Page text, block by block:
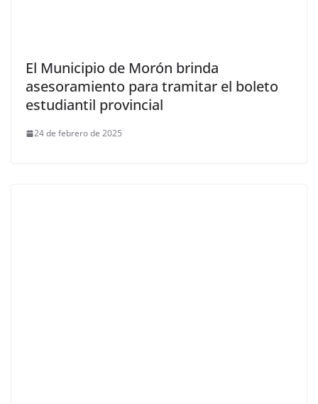
El Municipio de Morón brinda
asesoramiento para tramitar el boleto
estudiantil provincial
24 de febrero de 2025